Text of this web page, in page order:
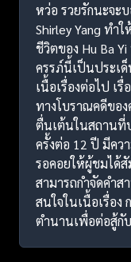
หว่อ รวยรักนะจะ
Shirley Yang ทำ
ชีวิตของ Hu Ba
ครรภ์นี้เป็นประเ
เนื้อเรื่องต่อไป เ
ทางโบราณคดีขอ
ตื่นเต้นในสถานที่
ครั้งต่อ 12 ปี มีคว
รอคอยให้ผู้ชมได้สั
สามารถกำจัดคำ
สนใจในเนื้อเรื่อง
ตำนานเพื่อต่อสู้กั